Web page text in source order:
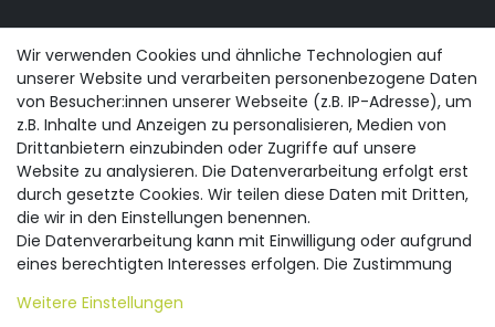
0355/28913230
info@spreewald-praesente.de
Gubener Straße 19, 03042 Cottbus
© 2026 spreewald-praesente.de| Design by neoprisma
Wir verwenden Cookies und ähnliche Technologien auf
unserer Website und verarbeiten personenbezogene Daten
von Besucher:innen unserer Webseite (z.B. IP-Adresse), um
z.B. Inhalte und Anzeigen zu personalisieren, Medien von
Drittanbietern einzubinden oder Zugriffe auf unsere
Website zu analysieren. Die Datenverarbeitung erfolgt erst
durch gesetzte Cookies. Wir teilen diese Daten mit Dritten,
die wir in den Einstellungen benennen.
Die Datenverarbeitung kann mit Einwilligung oder aufgrund
eines berechtigten Interesses erfolgen. Die Zustimmung
nicht einzuwilligen und die Einwilligung zu einem späteren
Weitere Einstellungen